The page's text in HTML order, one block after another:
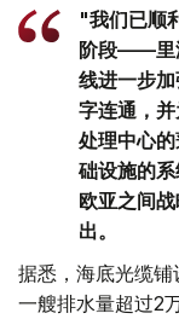
"我们已顺
阶段——里
线进一步
字连通，
处理中心
础设施的
欧亚之间
出。
据悉，海底光缆
一艘排水量超过2